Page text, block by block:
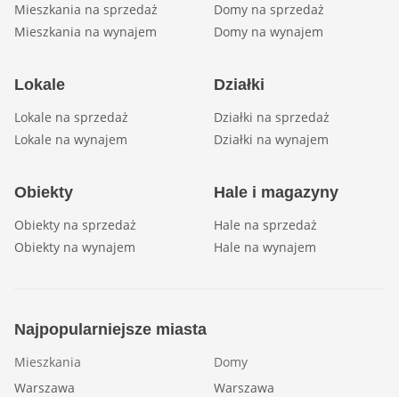
Mieszkania na sprzedaż
Mieszkania na wynajem
Domy na sprzedaż
Domy na wynajem
Lokale
Lokale na sprzedaż
Lokale na wynajem
Działki
Działki na sprzedaż
Działki na wynajem
Obiekty
Obiekty na sprzedaż
Obiekty na wynajem
Hale i magazyny
Hale na sprzedaż
Hale na wynajem
Najpopularniejsze miasta
Mieszkania
Warszawa
Domy
Warszawa